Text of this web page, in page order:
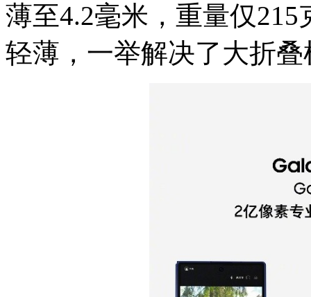
薄至4.2毫米，重量仅
轻薄，一举解决了大折